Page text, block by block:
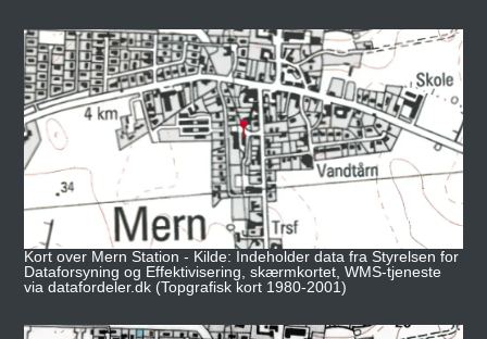
Kort over Mern Station - Kilde: Indeholder data fra Styrelsen for
Dataforsyning og Effektivisering, skærmkortet, WMS-tjeneste
via datafordeler.dk (Topgrafisk kort 1980-2001)